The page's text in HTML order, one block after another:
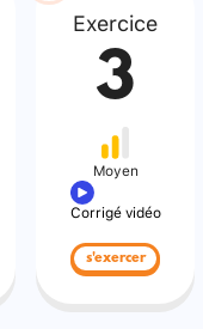
Exercice
3
Moyen
Corrigé vidéo
s'exercer